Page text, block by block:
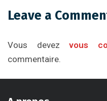
Leave a
Vous devezvous
commentaire.